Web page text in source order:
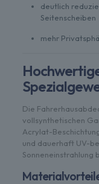
deutlich
Seitenscheiben
mehr
Die
vollsynthetischen
Acrylat-
und dauerhaft UV-
Sonneneinstrahlung